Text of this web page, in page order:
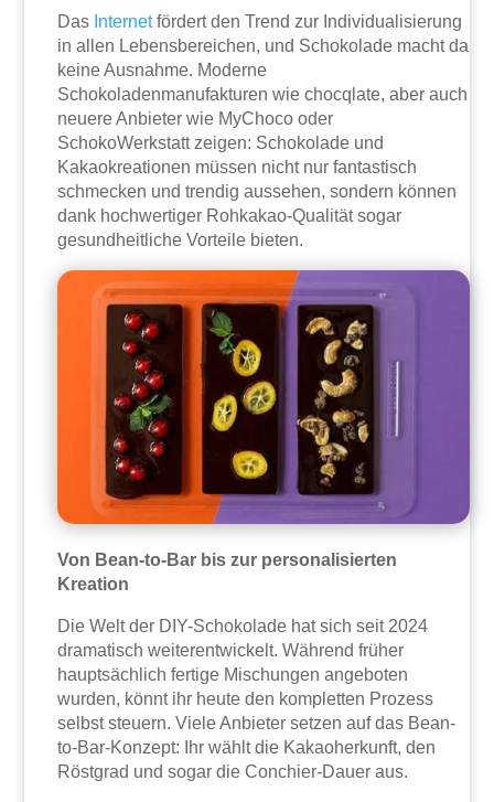
Das Internetfördert den Trend zur Individualisierung
in allen Lebensbereichen, und Schokolade macht da
keine Ausnahme. Moderne
Schokoladenmanufakturen wie chocqlate, aber auch
neuere Anbieter wie MyChoco oder
SchokoWerkstatt zeigen: Schokolade und
Kakaokreationen müssen nicht nur fantastisch
schmecken und trendig aussehen, sondern können
dank hochwertiger Rohkakao-Qualität sogar
gesundheitliche Vorteile bieten.
Von Bean-to-Bar bis zur personalisierten
Kreation
Die Welt der DIY-Schokolade hat sich seit 2024
dramatisch weiterentwickelt. Während früher
hauptsächlich fertige Mischungen angeboten
wurden, könnt ihr heute den kompletten Prozess
selbst steuern. Viele Anbieter setzen auf das Bean-
to-Bar-Konzept: Ihr wählt die Kakaoherkunft, den
Röstgrad und sogar die Conchier-Dauer aus.